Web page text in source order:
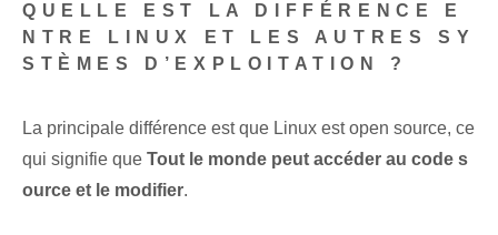
QUELLE EST LA DIFFÉRENCE E
NTRE LINUX ET LES AUTRES SY
STÈMES D’EXPLOITATION ?
La principale différence est que Linux est open source, ce
qui signifie que Tout le monde peut accéder au code s
ource et le modifier.